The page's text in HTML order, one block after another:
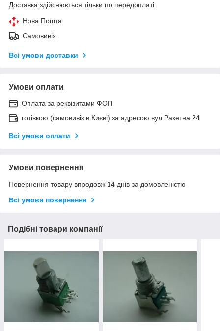
Доставка здійснюється тільки по передоплаті.
Нова Пошта
Самовивіз
Всі умови доставки
Умови оплати
Оплата за реквізитами ФОП
готівкою (самовивіз в Києві) за адресою вул.Ракетна 24
Всі умови оплати
Умови повернення
Повернення товару впродовж 14 днів за домовленістю
Всі умови повернення
Подібні товари компанії